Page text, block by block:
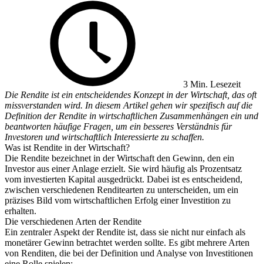
3 Min. Lesezeit
Die Rendite ist ein entscheidendes Konzept in der Wirtschaft, das oft
missverstanden wird. In diesem Artikel gehen wir spezifisch auf die
Definition der Rendite in wirtschaftlichen Zusammenhängen ein und
beantworten häufige Fragen, um ein besseres Verständnis für
Investoren und wirtschaftlich Interessierte zu schaffen.
Was ist Rendite in der Wirtschaft?
Die Rendite bezeichnet in der Wirtschaft den Gewinn, den ein
Investor aus einer Anlage erzielt. Sie wird häufig als Prozentsatz
vom investierten Kapital ausgedrückt. Dabei ist es entscheidend,
zwischen verschiedenen Renditearten zu unterscheiden, um ein
präzises Bild vom wirtschaftlichen Erfolg einer Investition zu
erhalten.
Die verschiedenen Arten der Rendite
Ein zentraler Aspekt der Rendite ist, dass sie nicht nur einfach als
monetärer Gewinn betrachtet werden sollte. Es gibt mehrere Arten
von Renditen, die bei der Definition und Analyse von Investitionen